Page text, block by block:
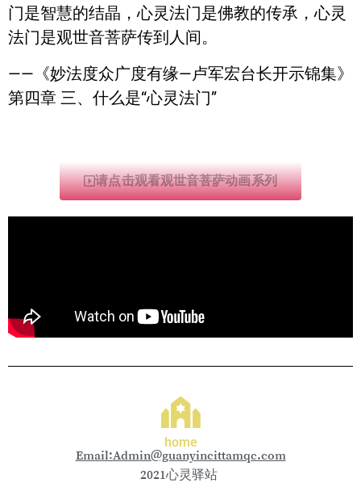
门是智慧的结晶，心灵法门是佛教的传承，心灵
法门是观世音菩萨传到人间。
——《妙法度众广度有缘—卢军宏台长开示锦集》
第四章 三、什么是“心灵法门”
请点击观看观世音菩萨动画系列
home
Email:Admin@guanyincittamqc.com
2021心灵驿站